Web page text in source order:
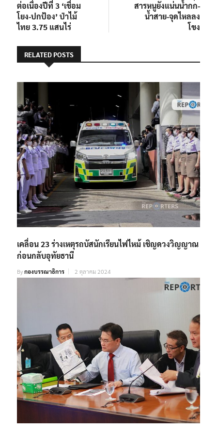
ต่อเนื่องปีที่ 3 ‘เชื่อม
โยง-ปกป้อง’ ป่าไม้
ไทย 3.75 แสนไร่
สารหนูยังแน่นน้ำกก-
น้ำสาย-จุดไหลลง
โขง
RELATED POSTS
เคลื่อน 23 ร่างเหตุรถบัสนักเรียนไฟไหม้ เชิญดวงวิญญาณ
ก่อนกลับอุทัยธานี
Byกองบรรณาธิการ 2 ตุลาคม 2024